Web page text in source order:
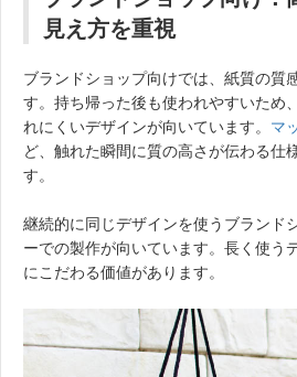
見え方を重視
ブランドショップ向けでは、紙質の質
す。持ち帰った後も使われやすいため
れにくいデザインが向いています。 マ
ど、触れた瞬間に質の高さが伝わる仕
す。
継続的に同じデザインを使うブランド
ーでの製作が向いています。長く使う
にこだわる価値があります。